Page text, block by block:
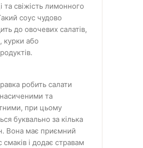
та свіжість лимонного
соус чудово
до овочевих салатів,
курки або
робить салати
та
при цьому
буквально за кілька
Вона має приємний
смаків і додає стравам